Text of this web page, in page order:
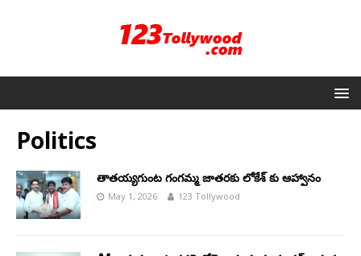
Politics
తాతయ్యగుంట గంగమ్మ జాతరకు లోకేశ్ కు ఆహ్వానం
May 1, 2026 123 Tollywood